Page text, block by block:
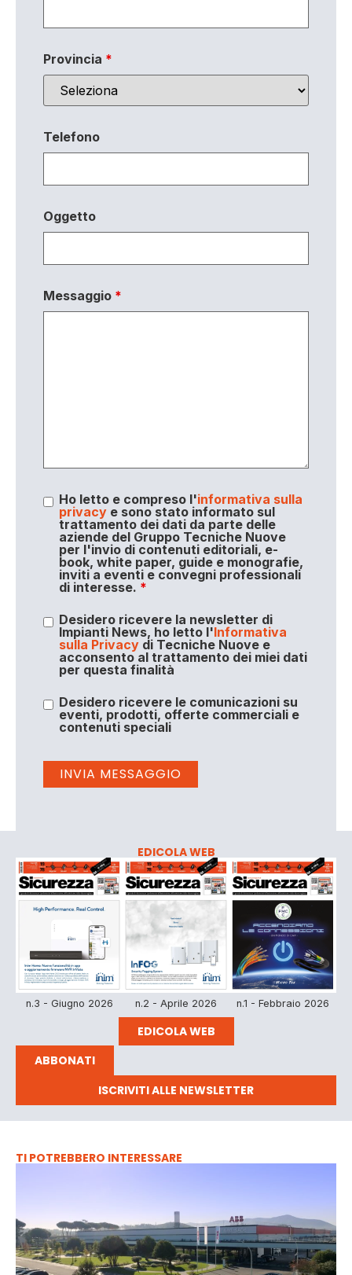
Provincia *
Telefono
Oggetto
Messaggio *
Ho letto e compreso l'informativa sulla
privacye sono stato informato sul
trattamento dei dati da parte delle
aziende del Gruppo Tecniche Nuove
per l'invio di contenuti editoriali, e-
book, white paper, guide e monografie,
inviti a eventi e convegni professionali
di interesse. *
Desidero ricevere la newsletter di
Impianti News, ho letto l'Informativa
sulla Privacydi Tecniche Nuove e
acconsento al trattamento dei miei dati
per questa finalità
Desidero ricevere le comunicazioni su
eventi, prodotti, offerte commerciali e
contenuti speciali
EDICOLA WEB
n.3 - Giugno 2026 n.2 - Aprile 2026 n.1 - Febbraio 2026
EDICOLA WEB
ABBONATI
ISCRIVITI ALLE NEWSLETTER
TI POTREBBERO INTERESSARE